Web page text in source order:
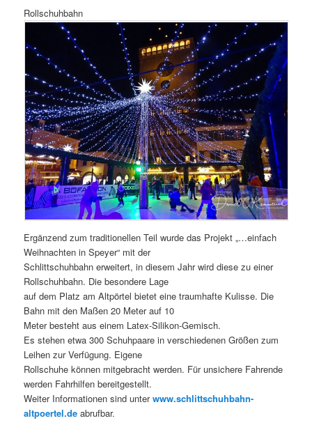
Rollschuhbahn
Ergänzend zum traditionellen Teil wurde das Projekt „…einfach
Weihnachten in Speyer“ mit der
Schlittschuhbahn erweitert, in diesem Jahr wird diese zu einer
Rollschuhbahn. Die besondere Lage
auf dem Platz am Altpörtel bietet eine traumhafte Kulisse. Die
Bahn mit den Maßen 20 Meter auf 10
Meter besteht aus einem Latex-Silikon-Gemisch.
Es stehen etwa 300 Schuhpaare in verschiedenen Größen zum
Leihen zur Verfügung. Eigene
Rollschuhe können mitgebracht werden. Für unsichere Fahrende
werden Fahrhilfen bereitgestellt.
Weiter Informationen sind unterwww.schlittschuhbahn-
altpoertel.de abrufbar.